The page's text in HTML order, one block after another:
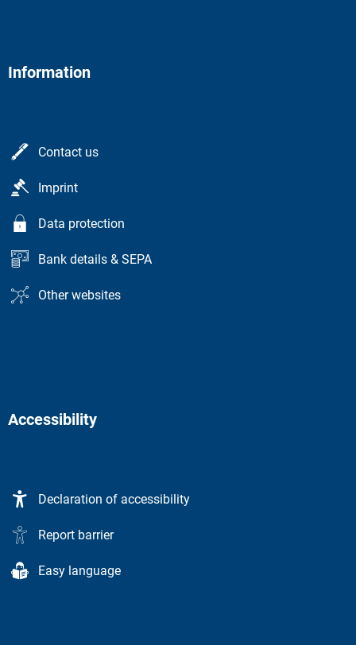
Information
Contact us
Imprint
Data protection
Bank details & SEPA
Other websites
Accessibility
Declaration of accessibility
Report barrier
Easy language